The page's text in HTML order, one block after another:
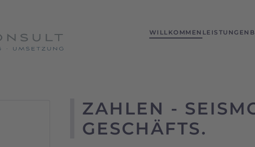
WILLKOMMEN LEISTUNGEN
ZAHLEN -
GESCHÄFTS.